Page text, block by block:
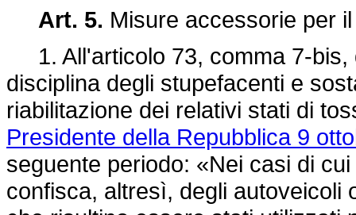
Art. 5. Misure accessorie per
1. All'articolo 73, comma 7-bis,
disciplina degli stupefacenti e
riabilitazione dei relativi stati di
Presidente della Repubblica 9
seguente periodo: «Nei casi di
confisca, altresì, degli autoveicoli